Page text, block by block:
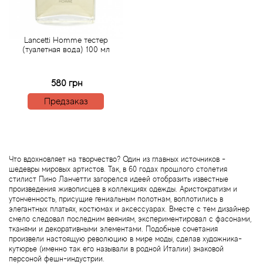
Lancetti Homme тестер
(туалетная вода) 100 мл
580 грн
Предзаказ
Что вдохновляет на творчество? Один из главных источников -
шедевры мировых артистов. Так, в 60 годах прошлого столетия
стилист Пино Ланчетти загорелся идеей отобразить известные
произведения живописцев в коллекциях одежды. Аристократизм и
утонченность, присущие гениальным полотнам, воплотились в
элегантных платьях, костюмах и аксессуарах. Вместе с тем дизайнер
смело следовал последним веяниям, экспериментировал с фасонами,
тканями и декоративными элементами. Подобные сочетания
произвели настоящую революцию в мире моды, сделав художника-
кутюрье (именно так его называли в родной Италии) знаковой
персоной фешн-индустрии.
Acqua di Parma
Acqua di Sardegna
Affinessence
Afnan
Agatha Ruiz de la Prada
Agent Provocateur